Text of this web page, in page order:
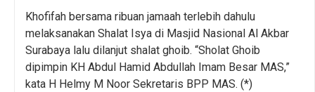
Khofifah bersama ribuan jamaah terlebih dahulu
melaksanakan Shalat Isya di Masjid Nasional Al Akbar
Surabaya lalu dilanjut shalat ghoib. “Sholat Ghoib
dipimpin KH Abdul Hamid Abdullah Imam Besar MAS,”
kata H Helmy M Noor Sekretaris BPP MAS. (*)